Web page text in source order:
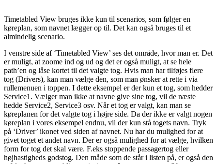
Timetabled View bruges ikke kun til scenarios, som følger en
køreplan, som navnet lægger op til. Det kan også bruges til et
almindelig scenario.
I venstre side af ‘Timetabled View’ ses det område, hvor man er. Det
er muligt, at zoome ind og ud og det er også muligt, at se hele
path’en og låse kortet til det valgte tog. Hvis man har tilføjes flere
tog (Drivers), kan man vælge den, som man ønsker at rette i via
rullemenuen i toppen. I dette eksempel er der kun et tog, som hedder
Service1. Vælger man ikke at navne give sine tog, vil de næste
hedde Service2, Service3 osv. Når et tog er valgt, kan man se
køreplanen for det valgte tog i højre side. Da der ikke er valgt nogen
køreplan i vores eksempel endnu, vil der kun stå togets navn. Tryk
på ‘Driver’ ikonet ved siden af navnet. Nu har du mulighed for at
givet toget et andet navn. Der er også mulighed for at vælge, hvilken
form for tog det skal være. F.eks stoppende passagertog eller
højhastigheds godstog. Den måde som de står i listen på, er også den